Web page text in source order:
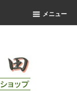
メニュー